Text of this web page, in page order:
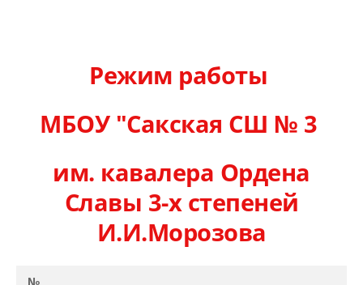
Режим работы
МБОУ "Сакская СШ № 3
им. кавалера Ордена
Славы 3-х степеней
И.И.Морозова